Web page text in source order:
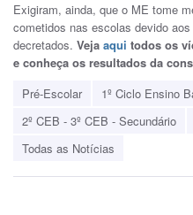
Exigiram, ainda, que o ME tome
cometidos nas escolas devido
decretados. Veja aqui todos os
e conheça os resultados da
Pré-Escolar
1º Ciclo Ensino
2º CEB - 3º CEB - Secundário
Todas as Notícias